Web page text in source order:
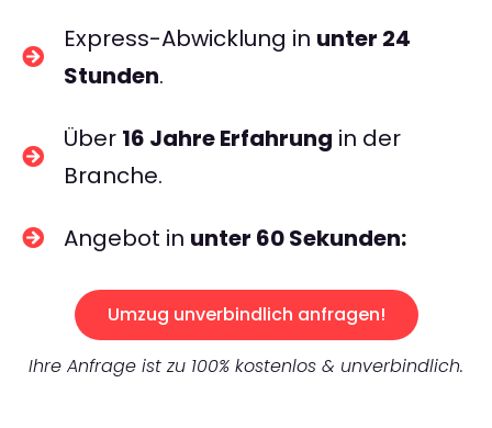
Express-Abwicklung in unter 24
Stunden.
Über 16 Jahre Erfahrung in der
Branche.
Angebot in unter 60 Sekunden:
Umzug unverbindlich anfragen!
Ihre Anfrage ist zu 100% kostenlos & unverbindlich.